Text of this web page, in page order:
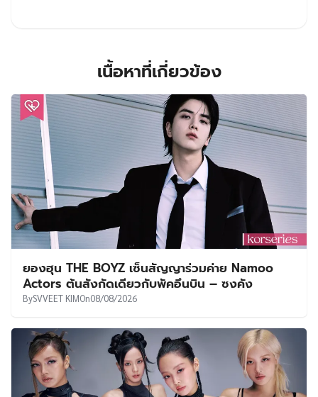
เนื้อหาที่เกี่ยวข้อง
ยองฮุน THE BOYZ เซ็นสัญญาร่วมค่าย Namoo
Actors ต้นสังกัดเดียวกับพัคอึนบิน – ซงคัง
BySVVEET KIMOn08/08/2026